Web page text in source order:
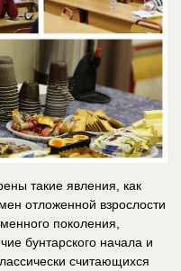
такие явления, как
отложенной взрослости
поколения,
бунтарского начала и
считающихся